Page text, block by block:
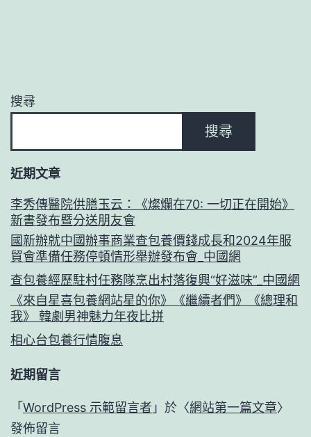
搜尋
搜尋
近期文章
李秀傳醫院供膳玉云：《燦爛在70: 一切正在開始》
新書發布暨分送朋友會
國新辦就中國辦事商業查包養價錢成長和2024年服
貿會準備任務停頓情形舉辦發布會_中國網
查包養經歷駐村任務隊烹出村落復興“好滋味”_中國網
《來自星喜包養網站星的你》《繼續者們》《總理和
我》 韓劇男神魅力年夜比拼
相心台包養行情腹息
近期留言
「 WordPress 示範留言者 」於〈網站第一篇文章〉
發佈留言